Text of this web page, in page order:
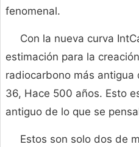
fenomenal.
Con la nueva curva
estimación para la
radiocarbono más antigua
36, Hace 500 años. Esto
antiguo de lo que se
Estos son solo dos de